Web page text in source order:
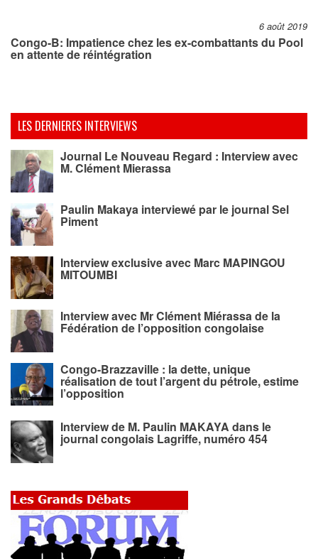
6 août 2019
Congo-B: Impatience chez les ex-combattants du Pool
en attente de réintégration
LES DERNIERES INTERVIEWS
Journal Le Nouveau Regard : Interview avec
M. Clément Mierassa
Paulin Makaya interviewé par le journal Sel
Piment
Interview exclusive avec Marc MAPINGOU
MITOUMBI
Interview avec Mr Clément Miérassa de la
Fédération de l’opposition congolaise
Congo-Brazzaville : la dette, unique
réalisation de tout l’argent du pétrole, estime
l’opposition
Interview de M. Paulin MAKAYA dans le
journal congolais Lagriffe, numéro 454